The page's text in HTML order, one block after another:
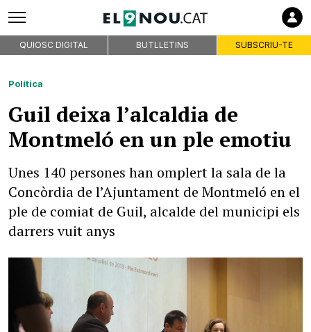
QUIOSC DIGITAL BUTLLETINS SUBSCRIU-TE
Política
Guil deixa l’alcaldia de
Montmeló en un ple emotiu
Unes 140 persones han omplert la sala de la
Concòrdia de l’Ajuntament de Montmeló en el
ple de comiat de Guil, alcalde del municipi els
darrers vuit anys